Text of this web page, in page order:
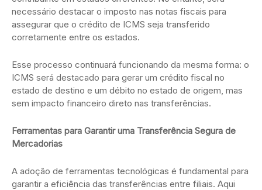
necessário destacar o imposto nas notas fiscais para
assegurar que o crédito de ICMS seja transferido
corretamente entre os estados.
Esse processo continuará funcionando da mesma forma: o
ICMS será destacado para gerar um crédito fiscal no
estado de destino e um débito no estado de origem, mas
sem impacto financeiro direto nas transferências.
Ferramentas para Garantir uma Transferência Segura de
Mercadorias
A adoção de ferramentas tecnológicas é fundamental para
garantir a eficiência das transferências entre filiais. Aqui